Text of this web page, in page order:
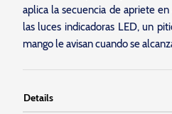
aplica la secuencia de apriete
las luces indicadoras LED, un
mango le avisan cuando se
Details